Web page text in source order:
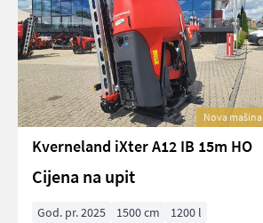
Nova mašina
Kverneland iXter A12 IB 15m HO
Cijena na upit
God. pr. 2025 1500 cm
1200 l